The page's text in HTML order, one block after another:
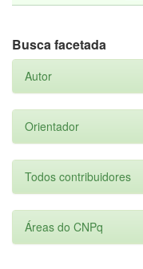
Busca facetada
Autor
Orientador
Todos contribuidores
Áreas do CNPq